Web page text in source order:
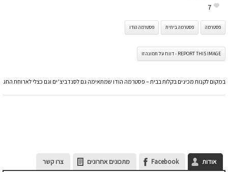
7
פסטרמה פסטרמה ביתית פסטרמה הודו
REPORT THIS IMAGE - דווח על תמונה זו
במקום לקנות מכינים בקלות בבית – פסטרמה הודו שמתאימה גם לסנדביצ’ים וגם כצלי לארוחת החג
אודות Facebook מתכונים אחרונים צרו קשר